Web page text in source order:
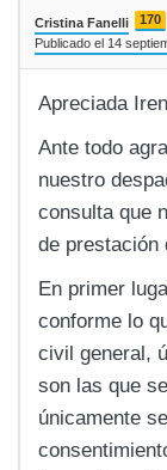
Cristina Fanelli
170
Publicado el 14
Apreciada
Ante todo
nuestro
consulta que
de prestación
En primer
conforme lo
civil general,
son las que
únicamente